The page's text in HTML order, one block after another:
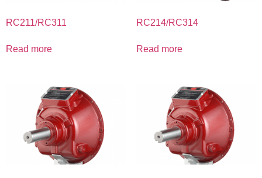
RC211/RC311
Read more
RC214/RC314
Read more